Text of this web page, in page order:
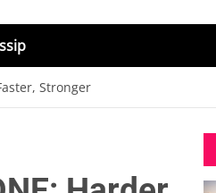
Stronger